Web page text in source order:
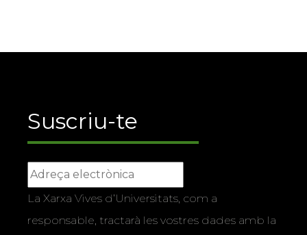
Suscriu-te
La Xarxa Vives d’Universitats, com a
responsable, tractarà les vostres dades amb la